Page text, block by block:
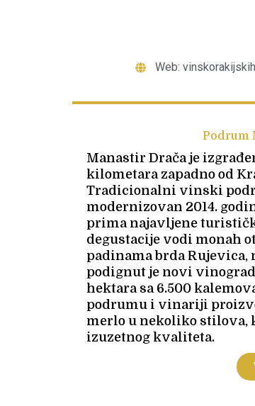
Web:
Podrum
Manastir Drača je
kilometara zapadno od
Tradicionalni vinski
modernizovan 2014.
prima najavljene
degustacije vodi monah
padinama brda
podignut je novi vinograd
hektara sa 6.500
podrumu i vinariji
merlo u nekoliko stilova,
izuzetnog kvaliteta.